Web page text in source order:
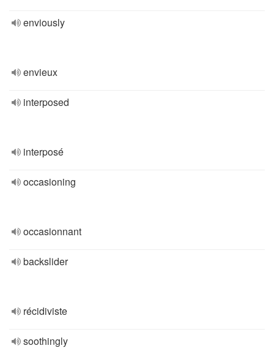
enviously
envieux
interposed
interposé
occasioning
occasionnant
backslider
récidiviste
soothingly